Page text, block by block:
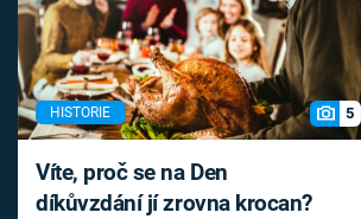
HISTORIE 5
Víte, proč se na Den
díkůvzdání jí zrovna krocan?